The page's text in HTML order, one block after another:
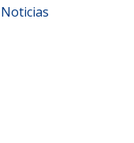
Noticias